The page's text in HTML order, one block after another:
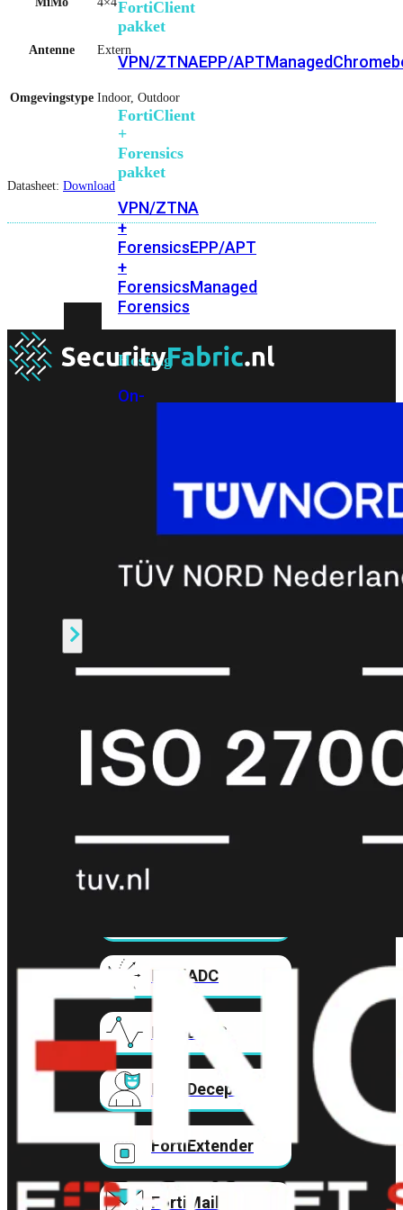
FortiClient
pakket
VPN/ZTNAEPP/APTManaged
FortiClient
+
Forensics
pakket
VPN/ZTNA
+
ForensicsEPP/APT
+
ForensicsManaged
Forensics
Hosting
On-
bekijken
FortiClient FortiEndpoint
FortiSwitch
FortiADC
FortiDDoS
FortiDeceptor
FortiExtender
FortiMail
Antenne Extern
Omgevingstype Indoor, Outdoor
Datasheet: Download